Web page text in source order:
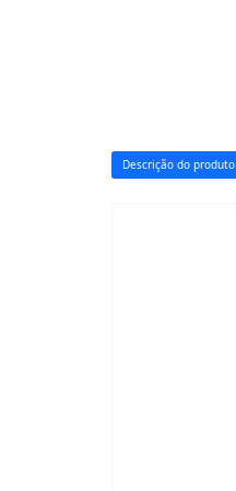
Descrição do produto